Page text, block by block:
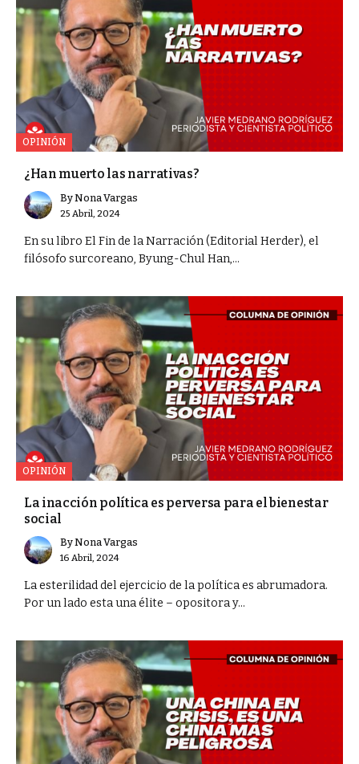
OPINIÓN
¿Han muerto las narrativas?
ByNona Vargas
25 Abril, 2024
En su libro El Fin de la Narración (Editorial Herder), el
filósofo surcoreano, Byung-Chul Han,...
OPINIÓN
La inacción política es perversa para el bienestar
social
ByNona Vargas
16 Abril, 2024
La esterilidad del ejercicio de la política es abrumadora.
Por un lado esta una élite – opositora y...